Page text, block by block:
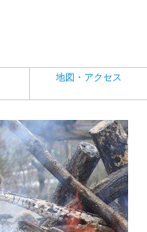
地図・アクセス